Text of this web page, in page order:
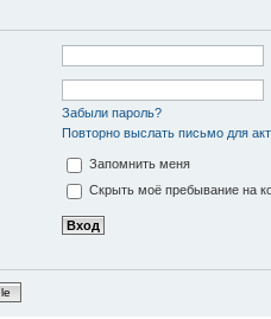
Забыли пароль?
Повторно выслать письмо для
Запомнить меня
Скрыть моё пребывание на